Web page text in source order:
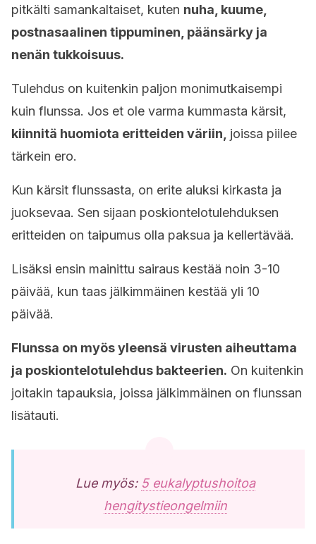
pitkälti samankaltaiset, kuten nuha, kuume,
postnasaalinen tippuminen, päänsärky ja
nenän tukkoisuus.
Tulehdus on kuitenkin paljon monimutkaisempi
kuin flunssa. Jos et ole varma kummasta kärsit,
kiinnitä huomiota eritteiden väriin, joissa piilee
tärkein ero.
Kun kärsit flunssasta, on erite aluksi kirkasta ja
juoksevaa. Sen sijaan poskiontelotulehduksen
eritteiden on taipumus olla paksua ja kellertävää.
Lisäksi ensin mainittu sairaus kestää noin 3-10
päivää, kun taas jälkimmäinen kestää yli 10
päivää.
Flunssa on myös yleensä virusten aiheuttama
ja poskiontelotulehdus bakteerien. On kuitenkin
joitakin tapauksia, joissa jälkimmäinen on flunssan
lisätauti.
Lue myös: 5 eukalyptushoitoa
hengitystieongelmiin